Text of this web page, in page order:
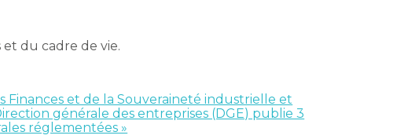
du cadre de vie.
Finances et de la Souveraineté industrielle et
générale des entreprises (DGE) publie 3
réglementées »